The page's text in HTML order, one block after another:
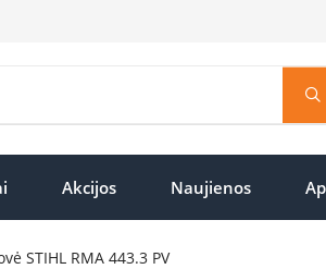
Akcijos Naujienos
STIHL RMA 443.3 PV